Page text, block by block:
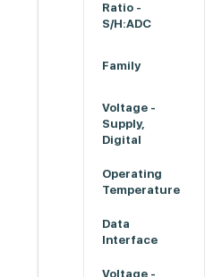
Ratio -
S/H:ADC
Family
Voltage -
Supply,
Digital
Operating
Temperature
Data
Interface
Voltage -